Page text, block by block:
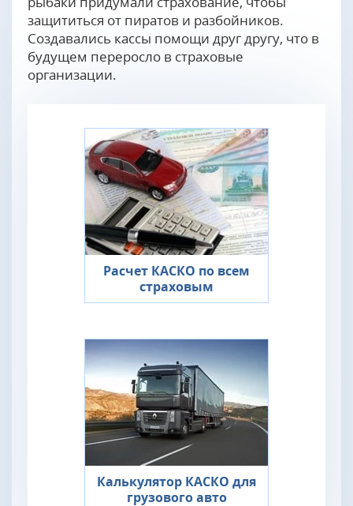
защититься от пиратов и разбойников.
Создавались кассы помощи друг другу, что в
будущем переросло в страховые
организации.
Расчет КАСКО по всем
страховым
Калькулятор КАСКО для
грузового авто